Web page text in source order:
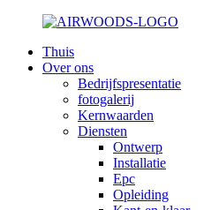
Thuis
Over ons
Bedrijfspresentatie
fotogalerij
Kernwaarden
Diensten
Ontwerp
Installatie
Epc
Opleiding